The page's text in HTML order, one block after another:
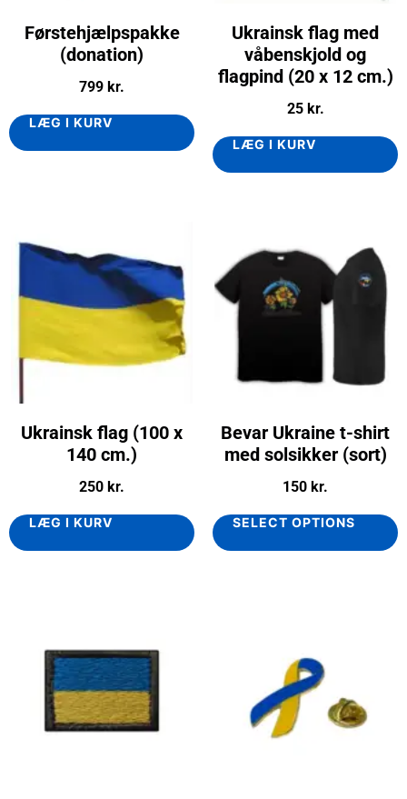
Førstehjælpspakke
(donation)
799 kr.
LÆG I KURV
Ukrainsk flag med
våbenskjold og
flagpind (20 x 12 cm.)
25 kr.
LÆG I KURV
Ukrainsk flag (100 x
140 cm.)
250 kr.
LÆG I KURV
Bevar Ukraine t-shirt
med solsikker (sort)
150 kr.
SELECT OPTIONS